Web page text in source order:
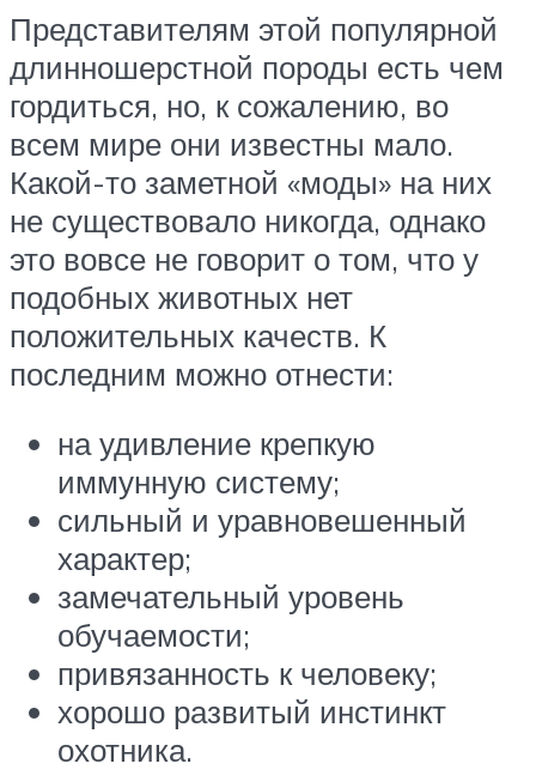
Представителям этой популярной
длинношерстной породы есть чем
гордиться, но, к сожалению, во
всем мире они известны мало.
Какой-то заметной «моды» на них
не существовало никогда, однако
это вовсе не говорит о том, что у
подобных животных нет
положительных качеств. К
последним можно отнести:
на удивление крепкую
иммунную систему;
сильный и уравновешенный
характер;
замечательный уровень
обучаемости;
привязанность к человеку;
хорошо развитый инстинкт
охотника.